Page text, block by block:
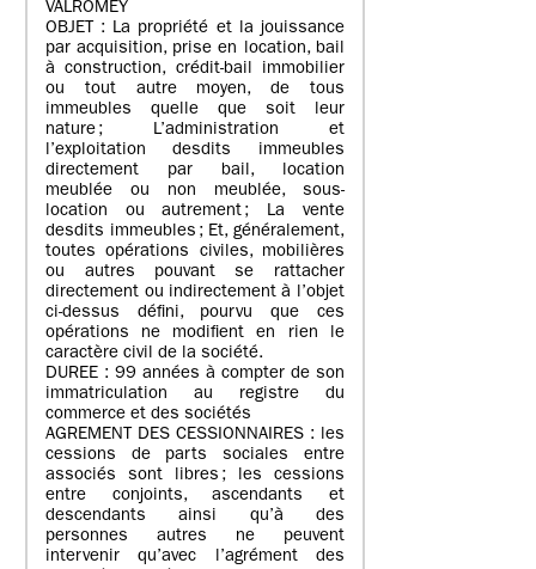
VALROMEY
OBJET : La propriété et la jouissance
par acquisition, prise en location, bail
à construction, crédit-bail immobilier
ou tout autre moyen, de tous
immeubles quelle que soit leur
nature ; L’administration et
l’exploitation desdits immeubles
directement par bail, location
meublée ou non meublée, sous-
location ou autrement ; La vente
desdits immeubles ; Et, généralement,
toutes opérations civiles, mobilières
ou autres pouvant se rattacher
directement ou indirectement à l’objet
ci-dessus défini, pourvu que ces
opérations ne modifient en rien le
caractère civil de la société.
DUREE : 99 années à compter de son
immatriculation au registre du
commerce et des sociétés
AGREMENT DES CESSIONNAIRES : les
cessions de parts sociales entre
associés sont libres ; les cessions
entre conjoints, ascendants et
descendants ainsi qu’à des
personnes autres ne peuvent
intervenir qu’avec l’agrément des